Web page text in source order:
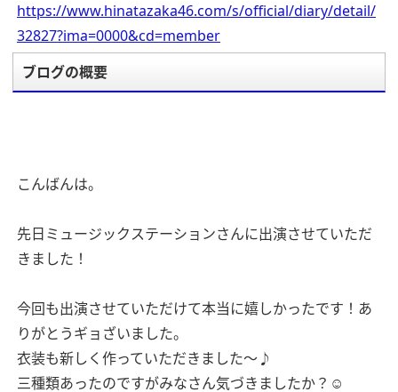
https://www.hinatazaka46.com/s/official/diary/detail/
32827?ima=0000&cd=member
ブログの概要
こんばんは。
先日ミュージックステーションさんに出演させていただ
きました！
今回も出演させていただけて本当に嬉しかったです！あ
りがとうギョざいました。
衣装も新しく作っていただきました〜♪
三種類あったのですがみなさん気づきましたか？☺︎